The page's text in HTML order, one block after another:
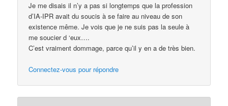
Je me disais il n’y a pas si longtemps que la profession
d’IA-IPR avait du soucis à se faire au niveau de son
existence même. Je vois que je ne suis pas la seule à
me soucier d ‘eux….
C’est vraiment dommage, parce qu’il y en a de très bien.
Connectez-vous pour répondre